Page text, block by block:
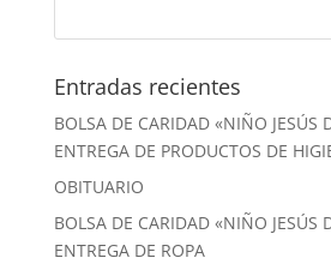
Entradas recientes
BOLSA DE CARIDAD «NIÑO JESÚS
ENTREGA DE PRODUCTOS DE
OBITUARIO
BOLSA DE CARIDAD «NIÑO JESÚS
ENTREGA DE ROPA